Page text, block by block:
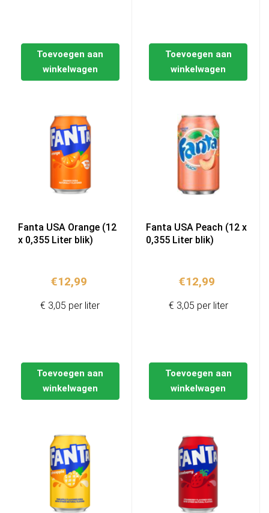
Toevoegen aan
winkelwagen
Toevoegen aan
winkelwagen
Fanta USA Orange (12
x 0,355 Liter blik)
€12,99
Toevoegen aan
winkelwagen
€ 3,05 per liter
Fanta USA Peach (12 x
0,355 Liter blik)
€12,99
Toevoegen aan
winkelwagen
€ 3,05 per liter